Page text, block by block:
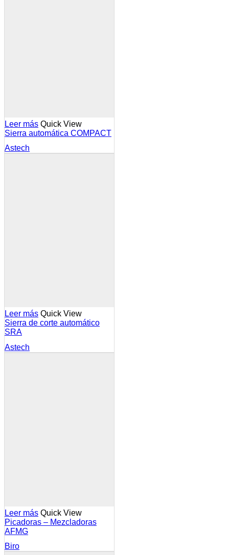
Leer más Quick View
Sierra automática COMPACT
Astech
Leer más Quick View
Sierra de corte automático
SRA
Astech
Leer más Quick View
Picadoras – Mezcladoras
AFMG
Biro